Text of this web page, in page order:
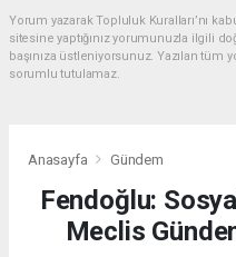
Yorum yazarak Topluluk Kuralları’nı
sitesine yaptığınız yorumunuzla ilgili
başınıza üstleniyorsunuz. Yazılan
sorumlu tutulamaz.
Anasayfa Gündem
Fendoğlu:
Meclis